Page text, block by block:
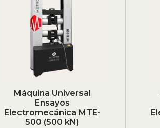
Máquina Universal
Ensayos
Electromecánica MTE-
500 (500 kN)